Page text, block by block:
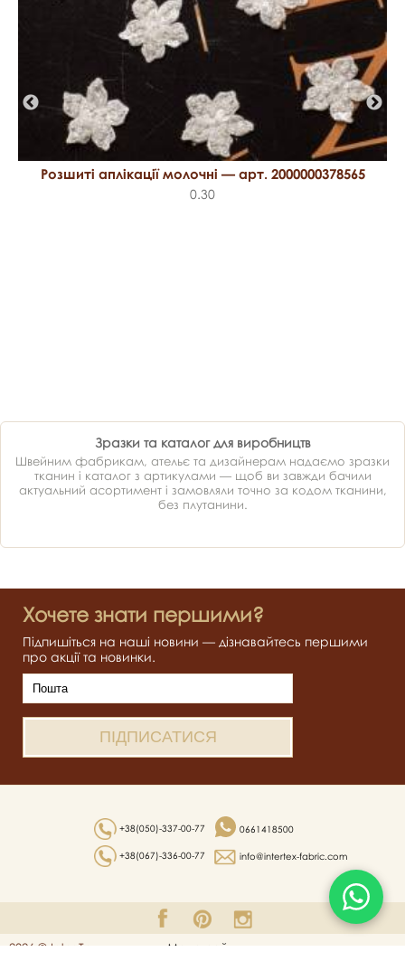
Розшиті аплікації молочні — арт. 2000000378565
0.30
Зразки та каталог для виробництв
Швейним фабрикам, ательє та дизайнерам надаємо зразки
тканин і каталог з артикулами — щоб ви завжди бачили
актуальний асортимент і замовляли точно за кодом тканини,
без плутанини.
Хочете знати першими?
Підпишіться на наші новини — дізнавайтесь першими
про акції та новинки.
+38(050)-337-00-77
+38(067)-336-00-77
0661418500
info@intertex-fabric.com
2026 © Inter Tex Мапа сайту